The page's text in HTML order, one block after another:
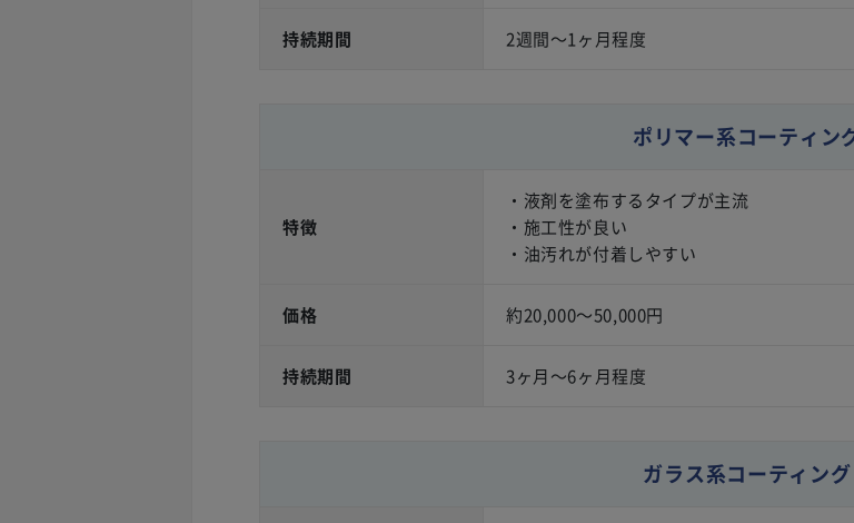
持続期間 2週間〜1ヶ月程度
ポリマー系コーティン
特徴
・液剤を塗布するタイプが主流
・施工性が良い
・油汚れが付着しやすい
価格 約20,000〜50,000円
持続期間 3ヶ月〜6ヶ月程度
ガラス系コーティング